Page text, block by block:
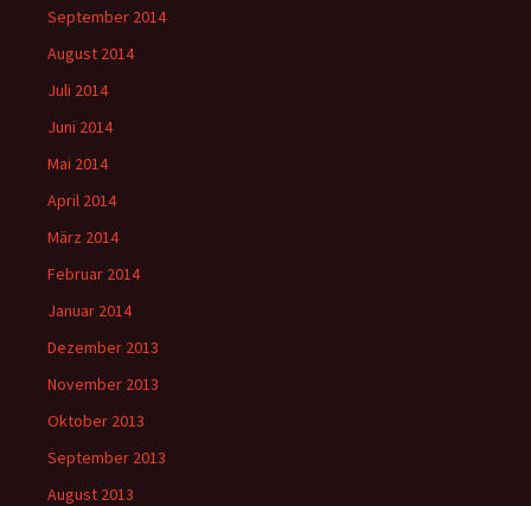
September 2014
August 2014
Juli 2014
Juni 2014
Mai 2014
April 2014
März 2014
Februar 2014
Januar 2014
Dezember 2013
November 2013
Oktober 2013
September 2013
August 2013